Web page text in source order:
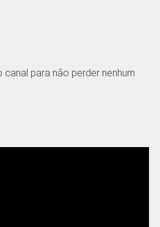
canal para não perder nenhum